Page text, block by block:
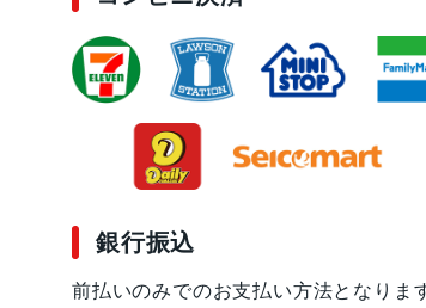
銀行振込
前払いのみでのお支払い方法となりま